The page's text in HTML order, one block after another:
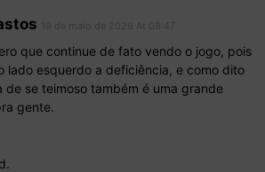
que continue de fato vendo o jogo, pois
lado esquerdo a deficiência, e como dito
de se teimoso também é uma grande
gente.